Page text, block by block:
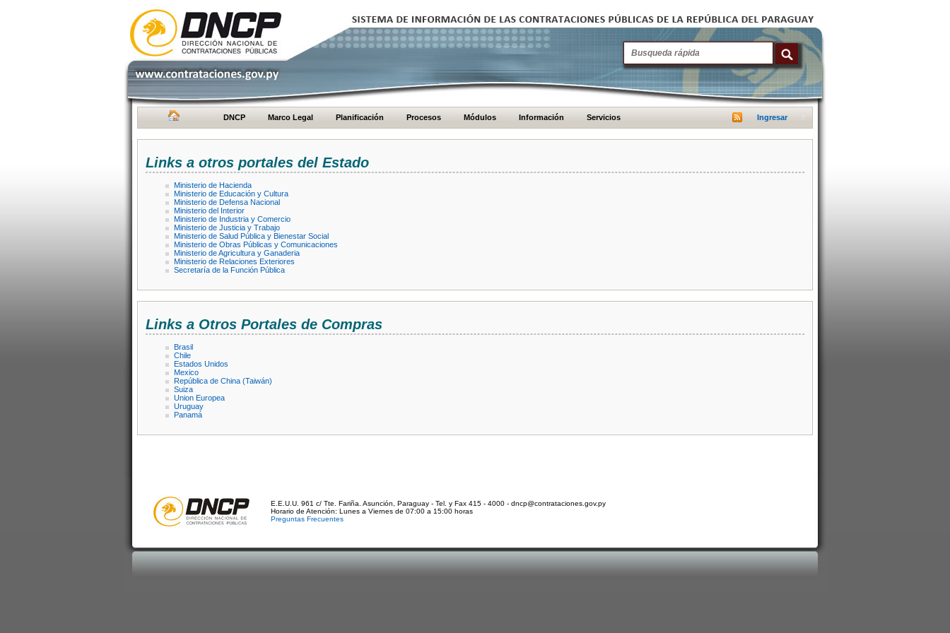
DNCP Marco Legal Planificación Procesos Módulos Información Servicios Ingresar
Links a otros portales del Estado
Ministerio de Hacienda
Ministerio de Educación y Cultura
Ministerio de Defensa Nacional
Ministerio del Interior
Ministerio de Industria y Comercio
Ministerio de Justicia y Trabajo
Ministerio de Salud Pública y Bienestar Social
Ministerio de Obras Públicas y Comunicaciones
Ministerio de Agricultura y Ganaderia
Ministerio de Relaciones Exteriores
Secretaría de la Función Pública
Links a Otros Portales de Compras
Brasil
Chile
Estados Unidos
Mexico
República de China (Taiwán)
Suiza
Union Europea
Uruguay
Panamá
E.E.U.U. 961 c/ Tte. Fariña. Asunción, Paraguay - Tel. y Fax 415 - 4000 - dncp@contrataciones.gov.py
Horario de Atención: Lunes a Viernes de 07:00 a 15:00 horas
Preguntas Frecuentes